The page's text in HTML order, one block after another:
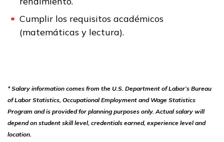
Cumplir los requisitos académicos
(matemáticas y lectura).
* Salary information comes from the U.S. Department of Labor’s Bureau
of Labor Statistics, Occupational Employment and Wage Statistics
Program and is provided for planning purposes only. Actual salary will
depend on student skill level, credentials earned, experience level and
location.